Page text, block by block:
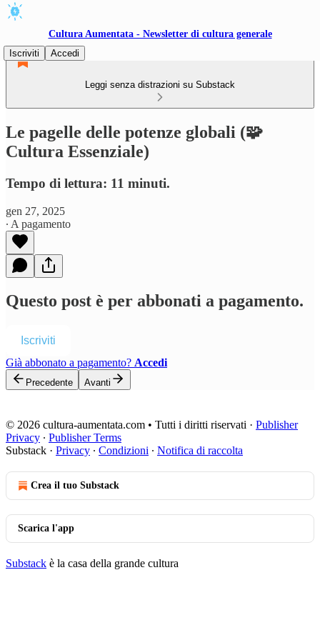
Cultura Aumentata - Newsletter di cultura generale
Iscriviti
Accedi
Leggi senza distrazioni su Substack
Le pagelle delle potenze globali (🧩
Cultura Essenziale)
Tempo di lettura: 11 minuti.
gen 27, 2025
∙ A pagamento
Questo post è per abbonati a pagamento.
Iscriviti
Già abbonato a pagamento? Accedi
Precedente Avanti
© 2026 cultura-aumentata.com • Tutti i diritti riservati · Publisher
Privacy ∙ Publisher Terms
Substack · Privacy ∙ Condizioni ∙ Notifica di raccolta
Crea il tuo Substack
Scarica l'app
Substack è la casa della grande cultura